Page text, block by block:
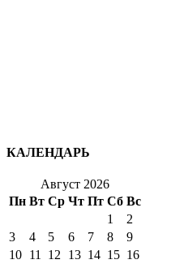
КАЛЕНДАРЬ
Август 2026
Пн Вт Ср Чт Пт Сб Вс
1
2
3
4 5 6 7 8
9
10 11 12 13 14 15 16